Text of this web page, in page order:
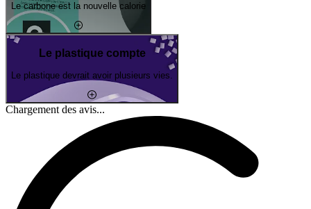
Le carbone est la nouvelle calorie
Le plastique compte
Le plastique devrait avoir plusieurs vies.
Chargement des avis...